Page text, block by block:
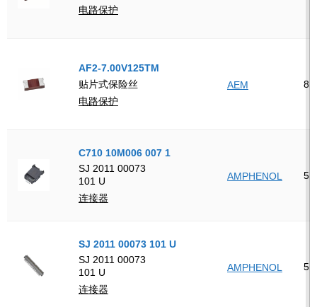
电路保护
AF2-7.00V125TM
贴片式保险丝
电路保护
AEM 8
C710 10M006 007 1
SJ 2011 00073
101 U
连接器
AMPHENOL 5
SJ 2011 00073 101 U
SJ 2011 00073
101 U
连接器
AMPHENOL 5